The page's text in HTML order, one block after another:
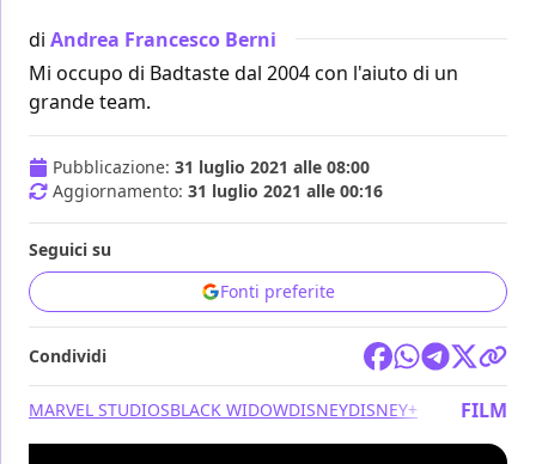
di Andrea Francesco Berni
Mi occupo di Badtaste dal 2004 con l'aiuto di un
grande team.
Pubblicazione: 31 luglio 2021 alle 08:00
Aggiornamento: 31 luglio 2021 alle 00:16
Seguici su
Fonti preferite
Condividi
MARVEL STUDIOSBLACK WIDOWDISNEYDISNEY+ FILM